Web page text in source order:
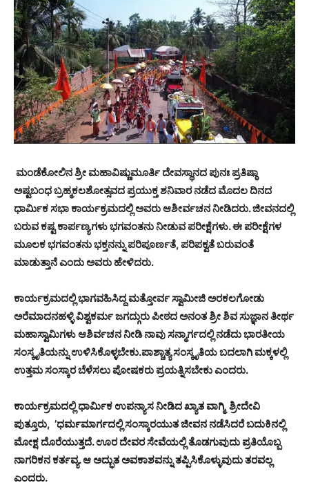
ಮಂಡೆಕೋಲಿನ ಶ್ರೀ ಮಹಾವಿಷ್ಣುಮೂರ್ತಿ ದೇವಸ್ಥಾನದ ಪುನಃ ಪ್ರತಿಷ್ಠಾ
ಅಷ್ಟಬಂಧ ಬ್ರಹ್ಮಕಲಶೋತ್ಸವದ ಪ್ರಯುಕ್ತ ಶನಿವಾರ ನಡೆದ ಮೊದಲ ದಿನದ
ಧಾರ್ಮಿಕ ಸಭಾ ಕಾರ್ಯಕ್ರಮದಲ್ಲಿ ಅವರು ಆಶೀರ್ವಚನ ನೀಡಿದರು. ಜೀವನದಲ್ಲಿ
ಬರುವ ಕಷ್ಟ ಕಾರ್ಪಣ್ಯಗಳು ಭಗವಂತನು ನೀಡುವ ಪರೀಕ್ಷೆಗಳು. ಈ ಪರೀಕ್ಷೆಗಳ
ಮೂಲಕ ಭಗವಂತನು ಭಕ್ತನನ್ನು ಪರಿಪೂರ್ಣತೆ, ಪರಿಪಕ್ವತೆ ಬರುವಂತೆ
ಮಾಡುತ್ತಾನೆ ಎಂದು ಅವರು ಹೇಳಿದರು.
ಕಾರ್ಯಕ್ರಮದಲ್ಲಿ ಭಾಗವಹಿಸಿದ್ದ ಮತ್ತೋರ್ವ ಸ್ವಾಮೀಜಿ ಅರಕಲಗೋಡು
ಅರೆಮಾದನಹಳ್ಳಿ ವಿಶ್ವಕರ್ಮ ಜಗದ್ಗುರು ಪೀಠದ ಅನಂತ ಶ್ರೀ ಶಿವ ಸುಜ್ಞಾನ ತೀರ್ಥ
ಮಹಾಸ್ವಾಮಿಗಳು ಆಶಿರ್ವಚನ ನೀಡಿ ನಾವು ಸನ್ಮಾರ್ಗದಲ್ಲಿ ನಡೆದು ಭಾರತೀಯ
ಸಂಸ್ಕೃತಿಯನ್ನು ಉಳಿಸಿಕೊಳ್ಳಬೇಕು.ಪಾಶ್ಚಾತ್ಯ ಸಂಸ್ಕೃತಿಯ ಬದಲಾಗಿ ಮಕ್ಕಳಲ್ಲಿ
ಉತ್ತಮ ಸಂಸ್ಕಾರ ಬೆಳೆಸಲು ಪೋಷಕರು ಪ್ರಯತ್ನಿಸಬೇಕು ಎಂದರು.
ಕಾರ್ಯಕ್ರಮದಲ್ಲಿ ಧಾರ್ಮಿಕ ಉಪನ್ಯಾಸ ನೀಡಿದ ಖ್ಯಾತ ವಾಗ್ಮಿ ಶ್ರೀದೇವಿ
ಪುತ್ತೂರು, ’ಧರ್ಮಮಾರ್ಗದಲ್ಲಿ ಸಂಸ್ಕಾರಯುತ ಜೀವನ ನಡೆಸಿದರೆ ಬದುಕಿನಲ್ಲಿ
ಮೋಕ್ಷ ದೊರೆಯುತ್ತದೆ. ಊರ ದೇವರ ಸೇವೆಯಲ್ಲಿ ತೊಡಗುವುದು ಪ್ರತಿಯೊಬ್ಬ
ನಾಗರಿಕನ ಕರ್ತವ್ಯ. ಆ ಅದ್ಭುತ ಅವಕಾಶವನ್ನು ತಪ್ಪಿಸಿಕೊಳ್ಳುವುದು ತರವಲ್ಲ
ಎಂದರು.